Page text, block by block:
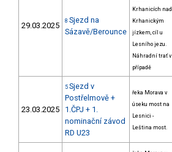
29.03.2025 8 Sjezd na
Sázavě/Berounce
Krhanicích nad
Krhanickým
jízkem, cíl u
Lesního jezu.
Náhradní trať v
případě
23.03.2025
5 Sjezd v
Postřelmově +
1.ČPJ + 1.
nominační závod
RD U23
řeka Morava v
úseku most na
Lesnici -
Leština most.